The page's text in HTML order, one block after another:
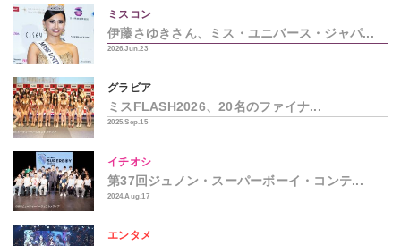
ミスコン
伊藤さゆきさん、ミス・ユニバース・ジャパ...
2026.Jun.23
グラビア
ミスFLASH2026、20名のファイナ...
2025.Sep.15
イチオシ
第37回ジュノン・スーパーボーイ・コンテ...
2024.Aug.17
エンタメ